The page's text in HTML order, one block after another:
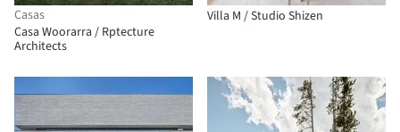
Casas
Casa Woorarra / Rptecture
Architects
Villa M / Studio Shizen